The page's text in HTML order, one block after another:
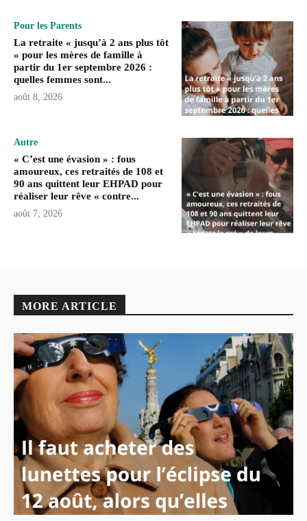
Pour les Parents
La retraite « jusqu’à 2 ans plus tôt
» pour les mères de famille à
partir du 1er septembre 2026 :
quelles femmes sont...
août 8, 2026
Autre
« C’est une évasion » : fous
amoureux, ces retraités de 108 et
90 ans quittent leur EHPAD pour
réaliser leur rêve « contre...
août 7, 2026
MORE ARTICLE